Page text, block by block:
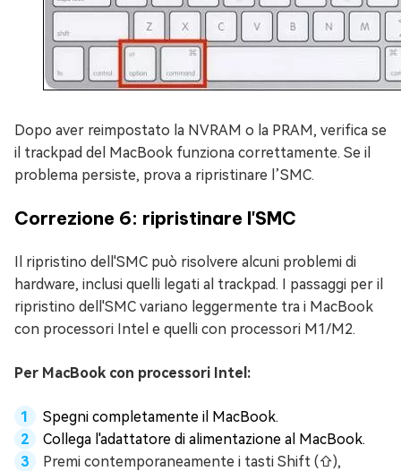
Dopo aver reimpostato la NVRAM o la PRAM, verifica se
il trackpad del MacBook funziona correttamente. Se il
problema persiste, prova a ripristinare l’SMC.
Correzione 6: ripristinare l'SMC
Il ripristino dell'SMC può risolvere alcuni problemi di
hardware, inclusi quelli legati al trackpad. I passaggi per il
ripristino dell'SMC variano leggermente tra i MacBook
con processori Intel e quelli con processori M1/M2.
Per MacBook con processori Intel:
Spegni completamente il MacBook.
Collega l'adattatore di alimentazione al MacBook.
Premi contemporaneamente i tasti Shift (⇧),